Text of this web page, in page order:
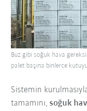
Sistemin
tamamını,soğuk
Buz gibi soğuk hava
palet başına binlerce